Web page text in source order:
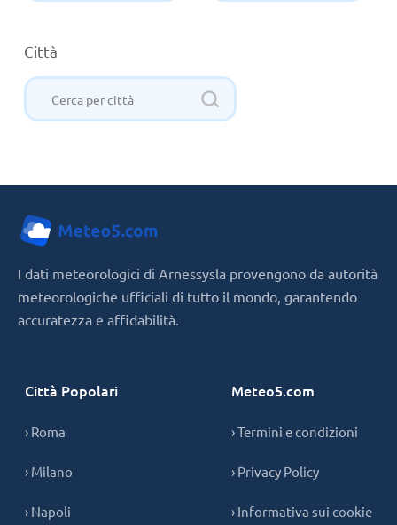
Città
I dati meteorologici di Arnessysla provengono da autorità
meteorologiche ufficiali di tutto il mondo, garantendo
accuratezza e affidabilità.
Città Popolari
› Roma
› Milano
› Napoli
Meteo5.com
› Termini e condizioni
› Privacy Policy
› Informativa sui cookie